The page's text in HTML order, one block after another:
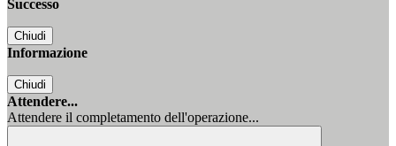
Successo
Chiudi
Informazione
Chiudi
Attendere...
Attendere il completamento dell'operazione...